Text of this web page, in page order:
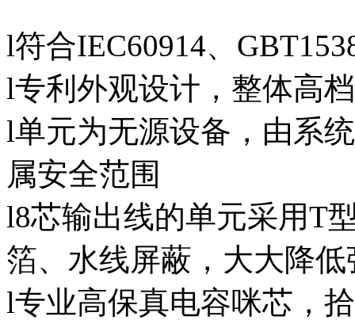
l符合IEC60914、
l专利外观设计，整体高
l单元为无源设备，由系
属安全范围
l8芯输出线的单元采用T
箔、水线屏蔽，大大降
l专业高保真电容咪芯，